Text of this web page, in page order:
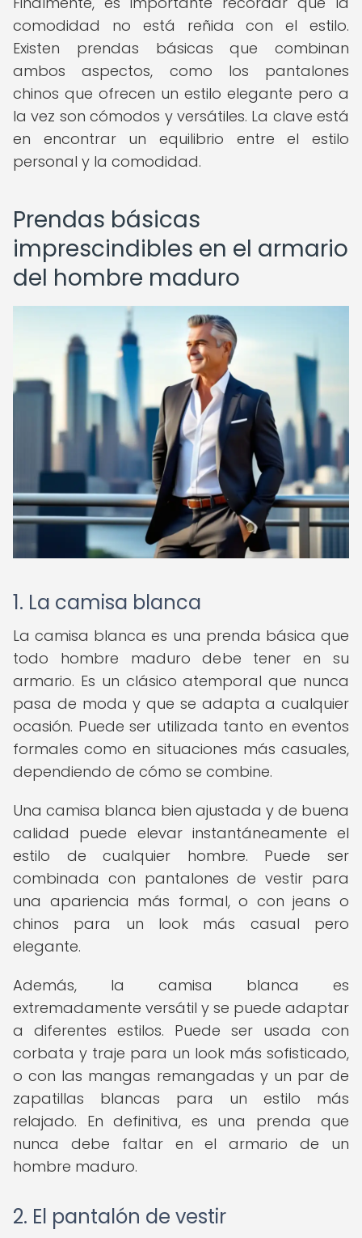
comodidad no está reñida con el estilo.
Existen prendas básicas que combinan
ambos aspectos, como los pantalones
chinos que ofrecen un estilo elegante pero a
la vez son cómodos y versátiles. La clave está
en encontrar un equilibrio entre el estilo
personal y la comodidad.
Prendas básicas
imprescindibles en el armario
del hombre maduro
1. La camisa blanca
La camisa blanca es una prenda básica que
todo hombre maduro debe tener en su
armario. Es un clásico atemporal que nunca
pasa de moda y que se adapta a cualquier
ocasión. Puede ser utilizada tanto en eventos
formales como en situaciones más casuales,
dependiendo de cómo se combine.
Una camisa blanca bien ajustada y de buena
calidad puede elevar instantáneamente el
estilo de cualquier hombre. Puede ser
combinada con pantalones de vestir para
una apariencia más formal, o con jeans o
chinos para un look más casual pero
elegante.
Además, la camisa blanca es
extremadamente versátil y se puede adaptar
a diferentes estilos. Puede ser usada con
corbata y traje para un look más sofisticado,
o con las mangas remangadas y un par de
zapatillas blancas para un estilo más
relajado. En definitiva, es una prenda que
nunca debe faltar en el armario de un
hombre maduro.
2. El pantalón de vestir